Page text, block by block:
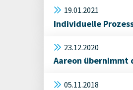
19.01.2021
Individuelle
23.12.2020
Aareon übernimmt
05.11.2018